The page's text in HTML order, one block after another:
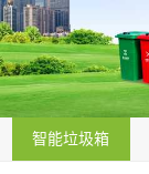
智能垃圾箱